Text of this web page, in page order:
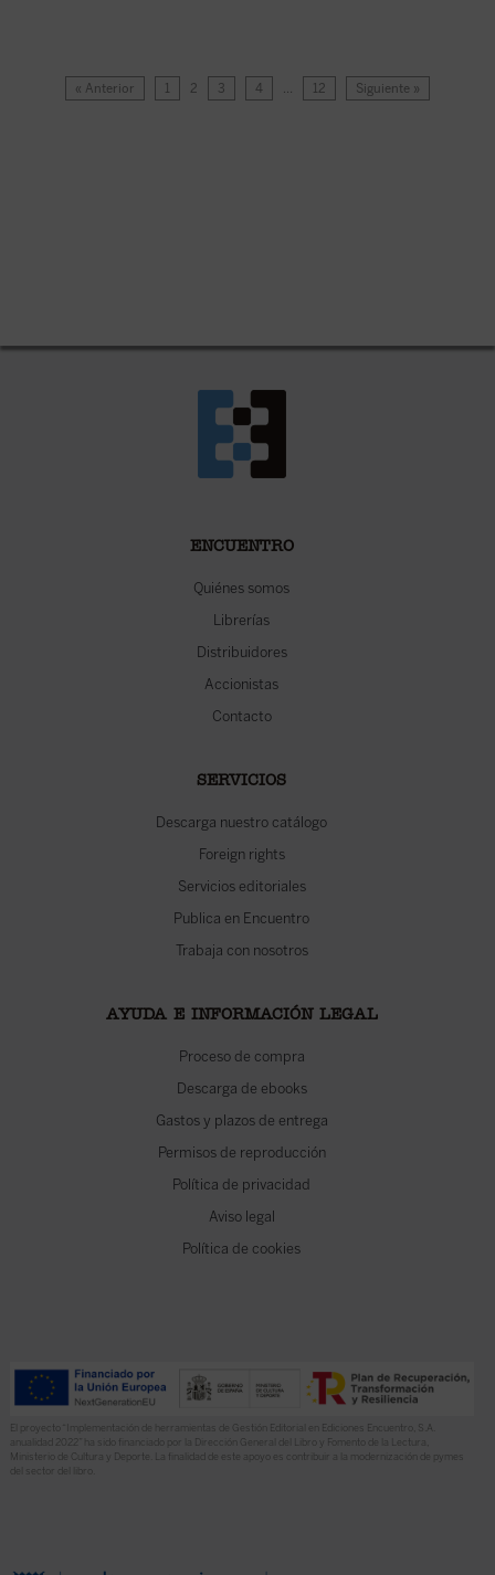
« Anterior 1 2 3 4 … 12 Siguiente »
ENCUENTRO
Quiénes somos
Librerías
Distribuidores
Accionistas
Contacto
SERVICIOS
Descarga nuestro catálogo
Foreign rights
Servicios editoriales
Publica en Encuentro
Trabaja con nosotros
AYUDA E INFORMACIÓN LEGAL
Proceso de compra
Descarga de ebooks
Gastos y plazos de entrega
Permisos de reproducción
Política de privacidad
Aviso legal
Política de cookies
El proyecto “Implementación de herramientas de Gestión Editorial en Ediciones Encuentro, S.A.
anualidad 2022” ha sido financiado por la Dirección General del Libro y Fomento de la Lectura,
Ministerio de Cultura y Deporte. La finalidad de este apoyo es contribuir a la modernización de pymes
del sector del libro.